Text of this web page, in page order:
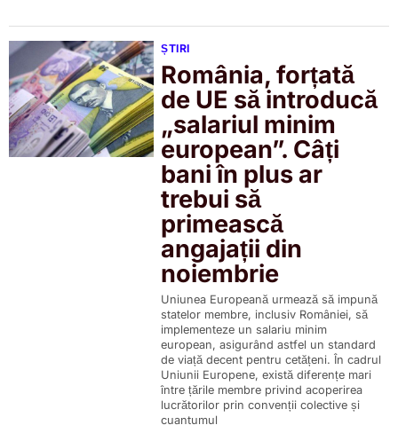
ȘTIRI
România, forțată
de UE să introducă
„salariul minim
european”. Câți
bani în plus ar
trebui să
primească
angajații din
noiembrie
Uniunea Europeană urmează să impună
statelor membre, inclusiv României, să
implementeze un salariu minim
european, asigurând astfel un standard
de viață decent pentru cetățeni. În cadrul
Uniunii Europene, există diferențe mari
între țările membre privind acoperirea
lucrătorilor prin convenții colective și
cuantumul